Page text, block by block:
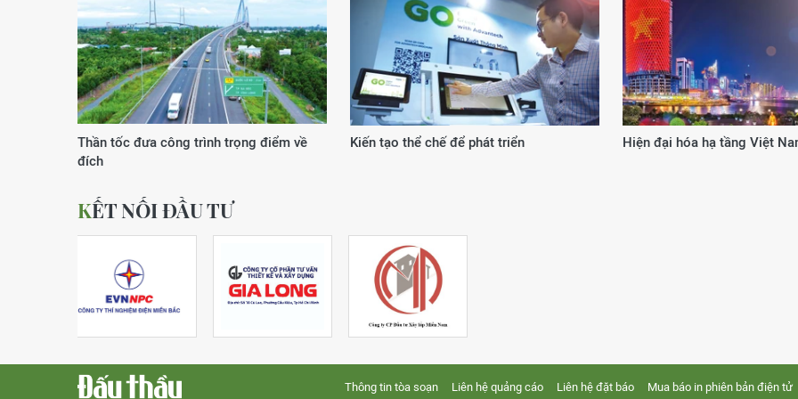
Thần tốc đưa công trình trọng điểm về
đích
Kiến tạo thể chế để phát triển Hiện đại hóa hạ tầng Việt
KẾT NỐI ĐẦU TƯ
Thông tin tòa soạn Liên hệ quảng cáo Liên hệ đặt báo Mua báo in phiên bản điện tử